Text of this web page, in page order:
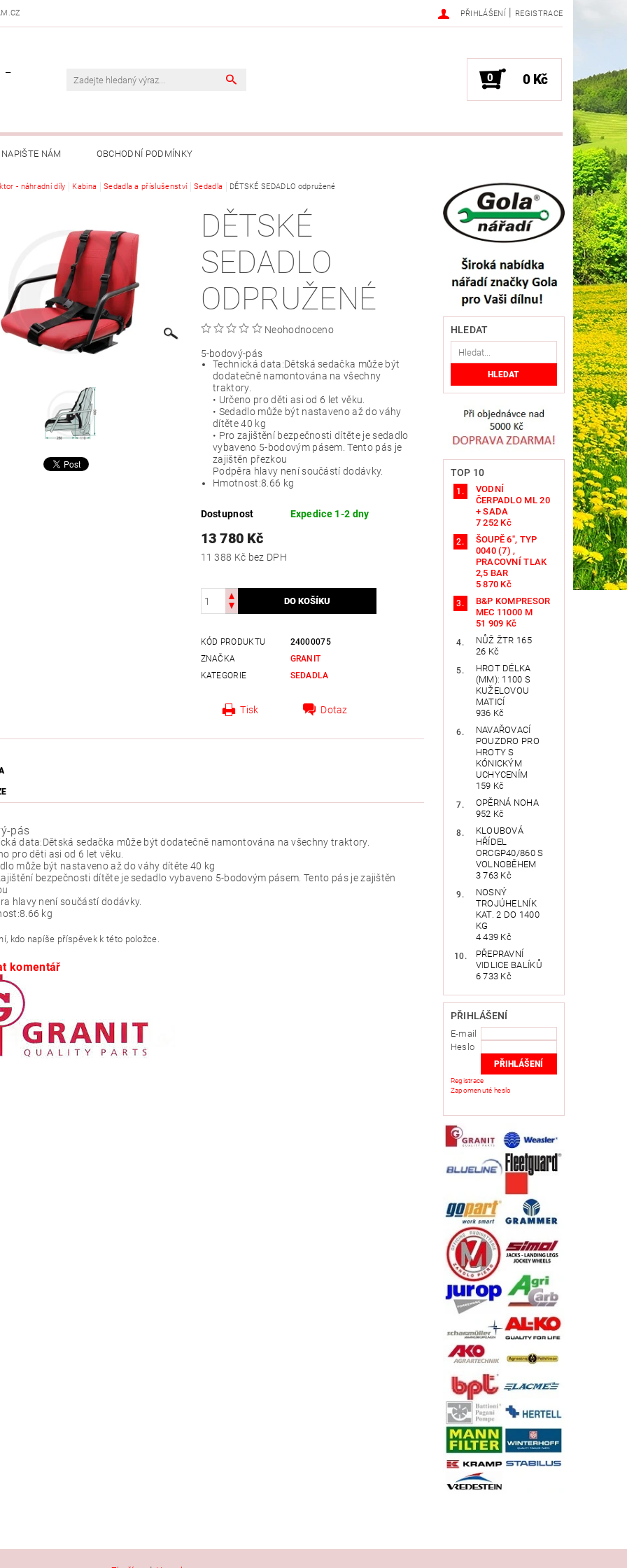
PŘIHLÁŠENÍ | REGISTRACE
0 0 Kč
NAPIŠTE NÁM OBCHODNÍ PODMÍNKY
- náhradní díly Kabina Sedadla a příslušenství Sedadla DĚTSKÉ SEDADLO odpružené
DĚTSKÉ
SEDADLO
ODPRUŽENÉ
Neohodnoceno
5-bodový-pás
Technická data:Dětská sedačka může být
dodatečně namontována na všechny
traktory.
• Určeno pro děti asi od 6 let věku.
• Sedadlo může být nastaveno až do váhy
dítěte 40 kg
• Pro zajištění bezpečnosti dítěte je sedadlo
vybaveno 5-bodovým pásem. Tento pás je
zajištěn přezkou
Podpěra hlavy není součástí dodávky.
Hmotnost:8.66 kg
Dostupnost Expedice 1-2 dny
13 780 Kč
11 388 Kč bez DPH
KÓD PRODUKTU
24000075
ZNAČKA
GRANIT
KATEGORIE
SEDADLA
Tisk Dotaz
pás
data:Dětská sedačka může být dodatečně namontována na všechny traktory.
pro děti asi od 6 let věku.
může být nastaveno až do váhy dítěte 40 kg
bezpečnosti dítěte je sedadlo vybaveno 5-bodovým pásem. Tento pás je zajištěn
hlavy není součástí dodávky.
8.66 kg
kdo napíše příspěvek k této položce.
komentář
HLEDAT
TOP 10
VODNÍ
ČERPADLO ML 20
+ SADA
7 252 Kč
ŠOUPĚ 6", TYP
0040 (7) ,
PRACOVNÍ TLAK
2,5 BAR
5 870 Kč
B&P KOMPRESOR
MEC 11000 M
51 909 Kč
NŮŽ ŽTR 165
26 Kč
HROT DÉLKA
(MM): 1100 S
KUŽELOVOU
MATICÍ
936 Kč
NAVAŘOVACÍ
POUZDRO PRO
HROTY S
KÓNICKÝM
UCHYCENÍM
159 Kč
OPĚRNÁ NOHA
952 Kč
KLOUBOVÁ
HŘÍDEL
ORCGP40/860 S
VOLNOBĚHEM
3 763 Kč
NOSNÝ
TROJÚHELNÍK
KAT. 2 DO 1400
KG
4 439 Kč
PŘEPRAVNÍ
VIDLICE BALÍKŮ
6 733 Kč
PŘIHLÁŠENÍ
E-mail
Heslo
Registrace
Zapomenuté heslo